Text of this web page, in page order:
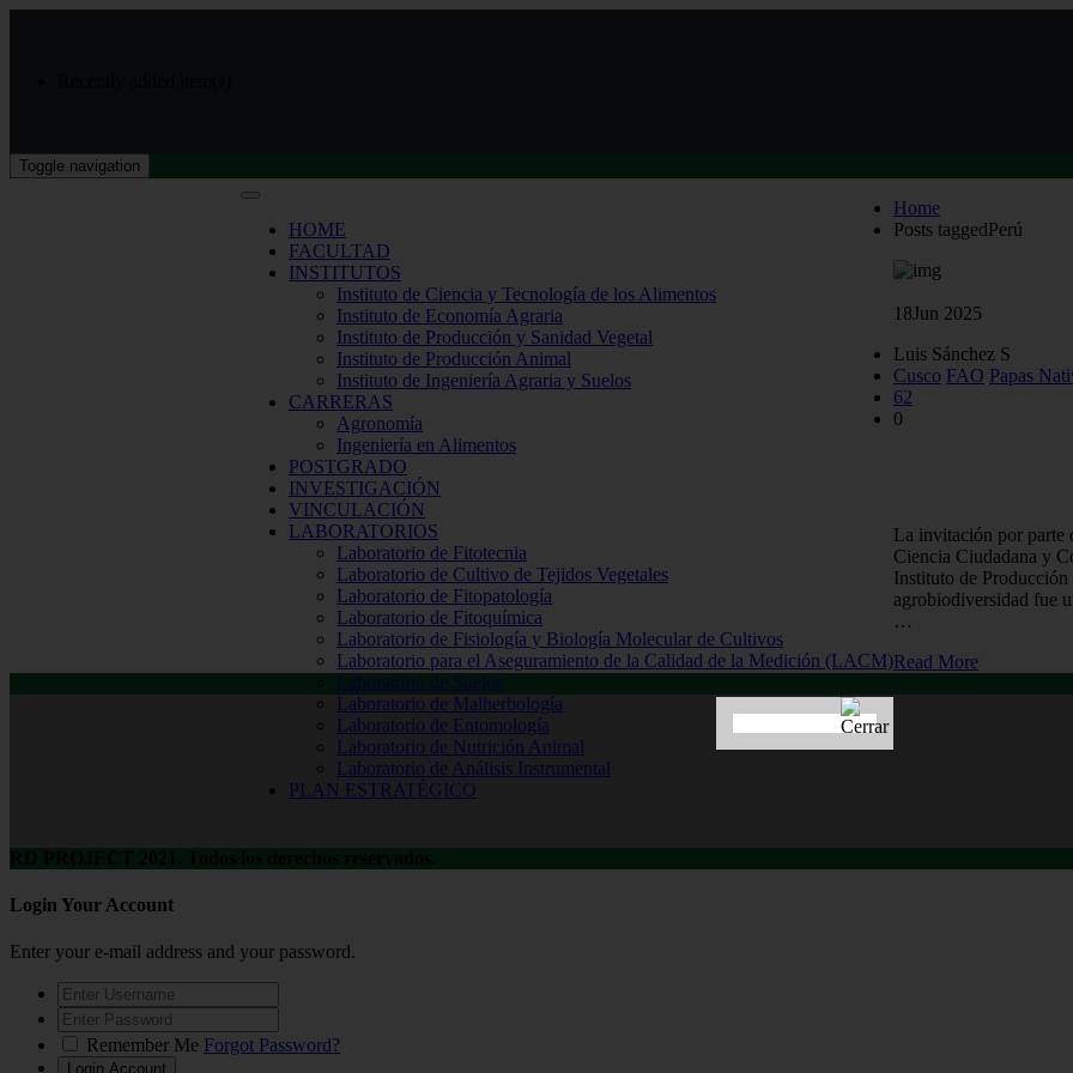
Toggle navigation
HOME
FACULTAD
INSTITUTOS
Instituto de Ciencia y Tecnología de los Alimentos
Instituto de Economía Agraria
Instituto de Producción y Sanidad Vegetal
Instituto de Producción Animal
Instituto de Ingeniería Agraria y Suelos
CARRERAS
Agronomía
Ingeniería en Alimentos
POSTGRADO
INVESTIGACIÓN
VINCULACIÓN
LABORATORIOS
Laboratorio de Fitotecnia
Laboratorio de Cultivo de Tejidos Vegetales
Laboratorio de Fitopatología
Laboratorio de Fitoquímica
Laboratorio de Fisiología y Biología Molecular de Cultivos
Laboratorio para el Aseguramiento de la Calidad de la Medición (LACM)
Laboratorio de Suelos
Laboratorio de Malherbología
Laboratorio de Entomología
Laboratorio de Nutrición Animal
Laboratorio de Análisis Instrumental
PLAN ESTRATÉGICO
Home
Posts taggedPerú
18Jun 2025
Luis Sánchez S
Cusco FAO Papas
62
0
La invitación por parte
Ciencia Ciudadana y
Instituto de
agrobiodiversidad fue
…
Read More
Login Your Account
Enter your e-mail address and your password.
Remember Me Forgot Password?